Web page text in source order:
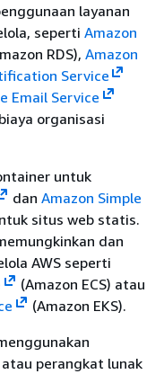
layanan
seperti Amazon
RDS), Amazon
Service
Email Service
organisasi
untuk
dan Amazon Simple
situs web statis.
dan
AWS seperti
(Amazon ECS) atau
(Amazon EKS).
perangkat lunak